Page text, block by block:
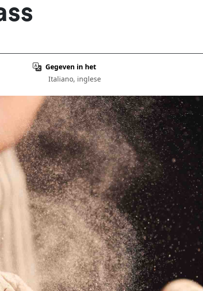
Gegeven in het
Italiano, inglese